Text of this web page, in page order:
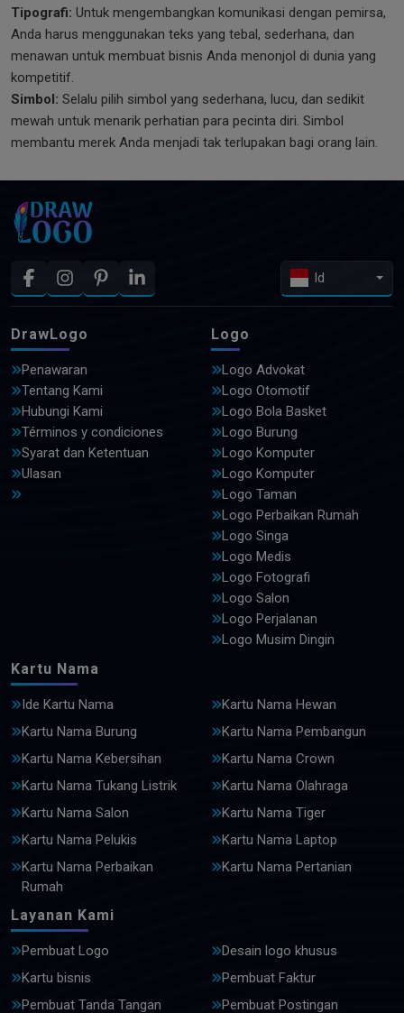
Tipografi: Untuk mengembangkan komunikasi dengan pemirsa,
Anda harus menggunakan teks yang tebal, sederhana, dan
menawan untuk membuat bisnis Anda menonjol di dunia yang
kompetitif.
Simbol: Selalu pilih simbol yang sederhana, lucu, dan sedikit
mewah untuk menarik perhatian para pecinta diri. Simbol
membantu merek Anda menjadi tak terlupakan bagi orang lain.
Id
DrawLogo
Penawaran
Tentang Kami
Hubungi Kami
Términos y condiciones
Syarat dan Ketentuan
Ulasan
Logo
Logo Advokat
Logo Otomotif
Logo Bola Basket
Logo Burung
Logo Komputer
Logo Komputer
Logo Taman
Logo Perbaikan Rumah
Logo Singa
Logo Medis
Logo Fotografi
Logo Salon
Logo Perjalanan
Logo Musim Dingin
Kartu Nama
Ide Kartu Nama
Kartu Nama Hewan
Kartu Nama Burung
Kartu Nama Pembangun
Kartu Nama Kebersihan
Kartu Nama Crown
Kartu Nama Tukang Listrik
Kartu Nama Olahraga
Kartu Nama Salon
Kartu Nama Tiger
Kartu Nama Pelukis
Kartu Nama Laptop
Kartu Nama Perbaikan
Rumah
Kartu Nama Pertanian
Layanan Kami
Pembuat Logo
Desain logo khusus
Kartu bisnis
Pembuat Faktur
Pembuat Tanda Tangan
Pembuat Postingan